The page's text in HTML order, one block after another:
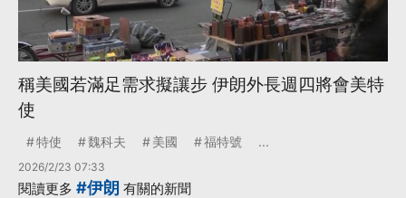
稱美國若滿足需求擬讓步 伊朗外長週四將會美特
使
特使 魏科夫 美國 福特號 ...
2026/2/23 07:33
閱讀更多 #伊朗 有關的新聞